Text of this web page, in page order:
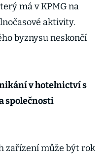
má v KPMG na
aktivity.
byznysu neskončí
v hotelnictví s
společnosti
zařízení může být rok